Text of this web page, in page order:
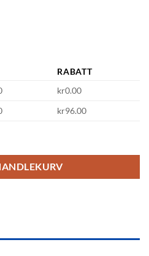
RABATT
kr0.00
kr96.00